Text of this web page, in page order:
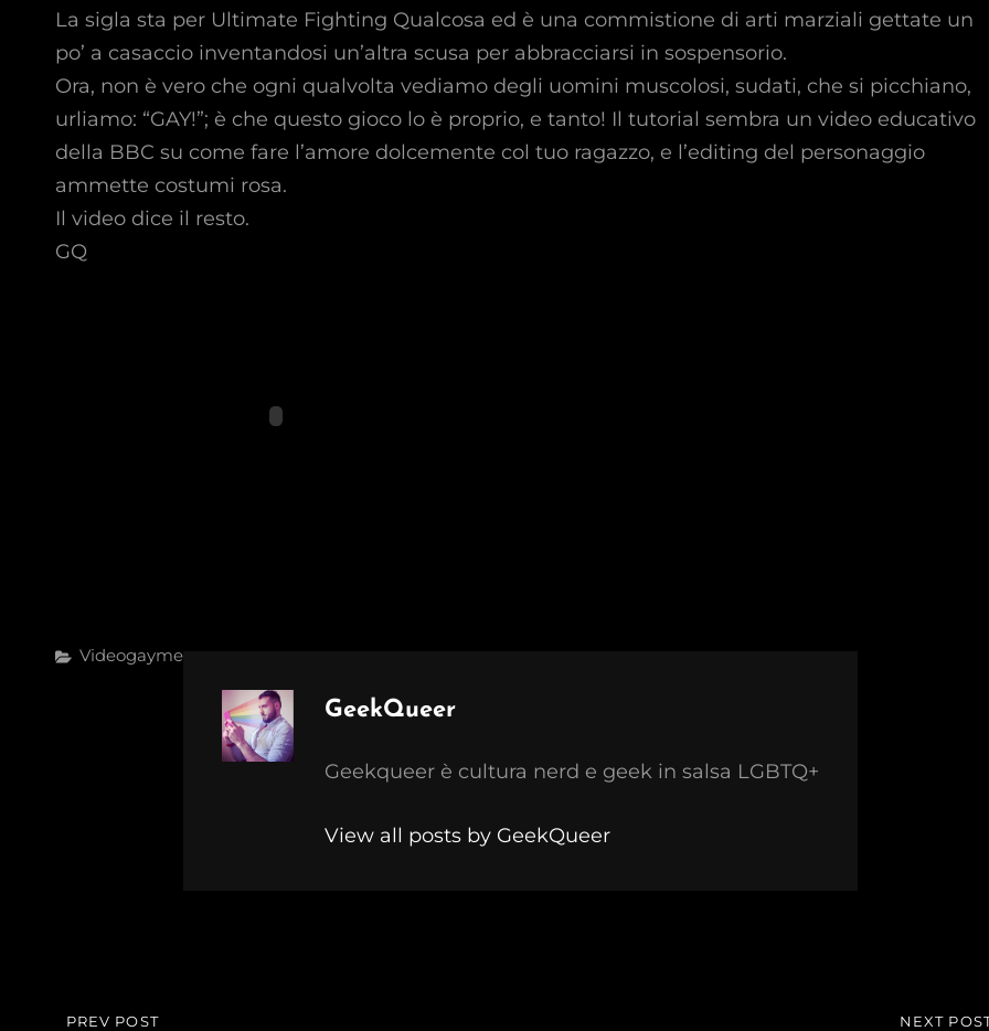
La sigla sta per Ultimate Fighting Qualcosa ed è una commistione di arti marziali gettate un
po’ a casaccio inventandosi un’altra scusa per abbracciarsi in sospensorio.
Ora, non è vero che ogni qualvolta vediamo degli uomini muscolosi, sudati, che si picchiano,
urliamo: “GAY!”; è che questo gioco lo è proprio, e tanto! Il tutorial sembra un video educativo
della BBC su come fare l’amore dolcemente col tuo ragazzo, e l’editing del personaggio
ammette costumi rosa.
Il video dice il resto.
GQ
Categories
Videogayme
Author:
GeekQueer
Geekqueer è cultura nerd e geek in salsa LGBTQ+
View all posts by GeekQueer
Navigazione
PREVIOUS
PREV POST NEXT